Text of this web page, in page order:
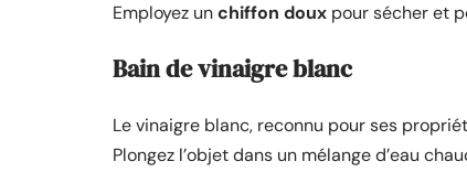
Employez unchiffon doux pour sécher et
Bain de vinaigre blanc
Le vinaigre blanc, reconnu pour ses
Plongez l’objet dans un mélange d’eau